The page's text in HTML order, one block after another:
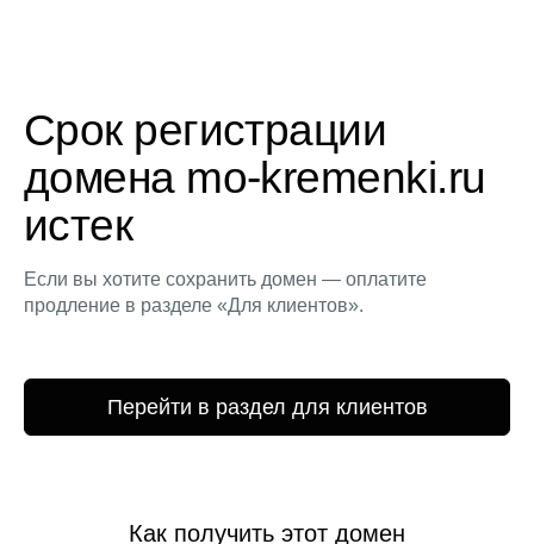
Срок регистрации
домена mo-kremenki.ru
истек
Если вы хотите сохранить домен — оплатите
продление в разделе «Для клиентов».
Перейти в раздел для клиентов
Как получить этот домен